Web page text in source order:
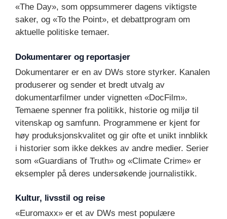
«The Day», som oppsummerer dagens viktigste
saker, og «To the Point», et debattprogram om
aktuelle politiske temaer.
Dokumentarer og reportasjer
Dokumentarer er en av DWs store styrker. Kanalen
produserer og sender et bredt utvalg av
dokumentarfilmer under vignetten «DocFilm».
Temaene spenner fra politikk, historie og miljø til
vitenskap og samfunn. Programmene er kjent for
høy produksjonskvalitet og gir ofte et unikt innblikk
i historier som ikke dekkes av andre medier. Serier
som «Guardians of Truth» og «Climate Crime» er
eksempler på deres undersøkende journalistikk.
Kultur, livsstil og reise
«Euromaxx» er et av DWs mest populære